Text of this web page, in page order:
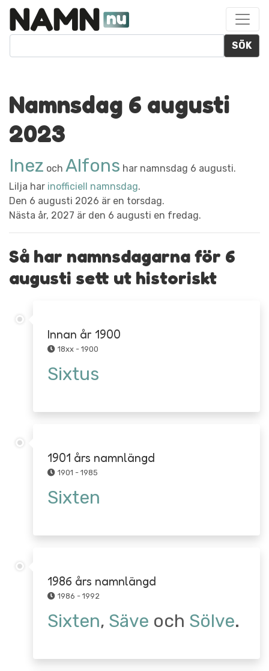
SÖK
Namnsdag 6 augusti
2023
Inez och Alfons har namnsdag 6 augusti.
Lilja har inofficiell namnsdag.
Den 6 augusti 2026 är en torsdag.
Nästa år, 2027 är den 6 augusti en fredag.
Så har namnsdagarna för 6
augusti sett ut historiskt
Innan år 1900
18xx - 1900
Sixtus
1901 års namnlängd
1901 - 1985
Sixten
1986 års namnlängd
1986 - 1992
Sixten, Säve och Sölve.